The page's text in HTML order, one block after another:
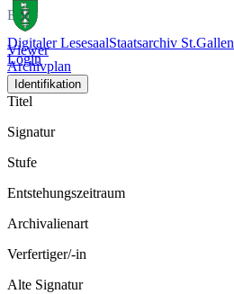
Digitaler LesesaalStaatsarchiv St.Gallen
Login
Bild
Viewer
Archivplan
Identifikation
Titel
Signatur
Stufe
Entstehungszeitraum
Archivalienart
Verfertiger/-in
Alte Signatur